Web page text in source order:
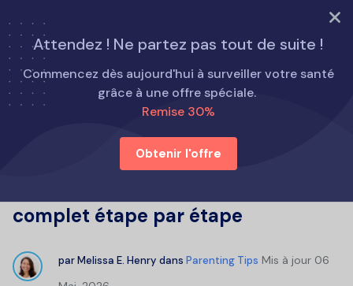
ESSAYEZ MAINTENANT
Attendez ! Ne partez pas tout de suite !
Commencez dès aujourd'hui à surveiller votre santé
grâce à une offre spéciale.
Remise 30%
Obtenir l'offre
Accueil
Conseils parentaux
Comment activer le contrôle parental sur Android : guide
complet étape par étape
Comment activer le contrôle
complet étape par étape
parMelissa E. Henry dans Parenting Tips Mis à jour 06